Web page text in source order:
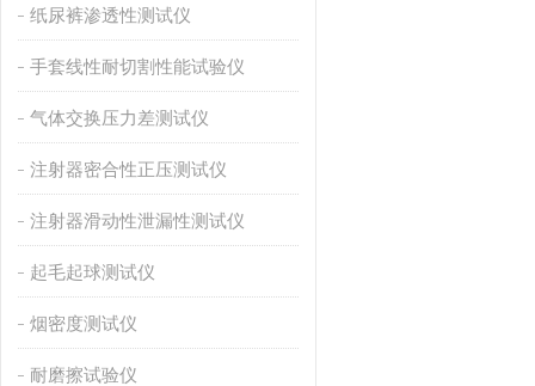
纸尿裤渗透性测试仪
手套线性耐切割性能试验仪
气体交换压力差测试仪
注射器密合性正压测试仪
注射器滑动性泄漏性测试仪
起毛起球测试仪
烟密度测试仪
耐磨擦试验仪